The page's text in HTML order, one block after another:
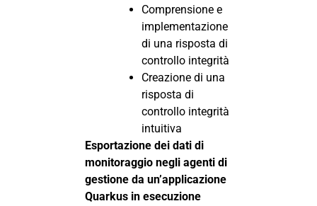
Comprensione e
implementazione
di una risposta di
controllo integrità
Creazione di una
risposta di
controllo integrità
intuitiva
Esportazione dei dati di
monitoraggio negli agenti di
gestione da un’applicazione
Quarkus in esecuzione